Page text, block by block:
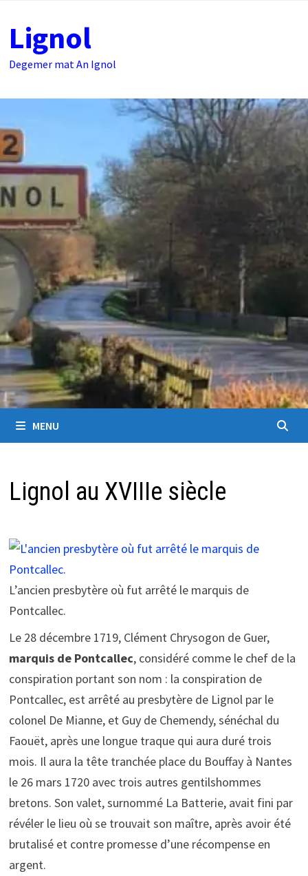
au
contenu
Lignol
Degemer mat An Ignol
MENU
Lignol au XVIIIe siècle
L’ancien presbytère où fut arrêté le marquis de
Pontcallec.
Le 28 décembre 1719, Clément Chrysogon de Guer,
marquis de Pontcallec, considéré comme le chef de la
conspiration portant son nom : la conspiration de
Pontcallec, est arrêté au presbytère de Lignol par le
colonel De Mianne, et Guy de Chemendy, sénéchal du
Faouët, après une longue traque qui aura duré trois
mois. Il aura la tête tranchée place du Bouffay à Nantes
le 26 mars 1720 avec trois autres gentilshommes
bretons. Son valet, surnommé La Batterie, avait fini par
révéler le lieu où se trouvait son maître, après avoir été
brutalisé et contre promesse d’une récompense en
argent.